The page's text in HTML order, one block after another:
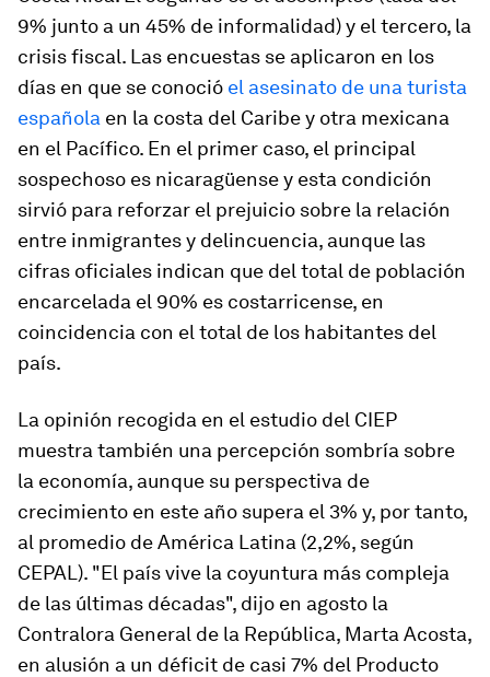
9% junto a un 45% de informalidad) y el tercero, la
crisis fiscal. Las encuestas se aplicaron en los
días en que se conoció el asesinato de una turista
española en la costa del Caribe y otra mexicana
en el Pacífico. En el primer caso, el principal
sospechoso es nicaragüense y esta condición
sirvió para reforzar el prejuicio sobre la relación
entre inmigrantes y delincuencia, aunque las
cifras oficiales indican que del total de población
encarcelada el 90% es costarricense, en
coincidencia con el total de los habitantes del
país.
La opinión recogida en el estudio del CIEP
muestra también una percepción sombría sobre
la economía, aunque su perspectiva de
crecimiento en este año supera el 3% y, por tanto,
al promedio de América Latina (2,2%, según
CEPAL). "El país vive la coyuntura más compleja
de las últimas décadas", dijo en agosto la
Contralora General de la República, Marta Acosta,
en alusión a un déficit de casi 7% del Producto